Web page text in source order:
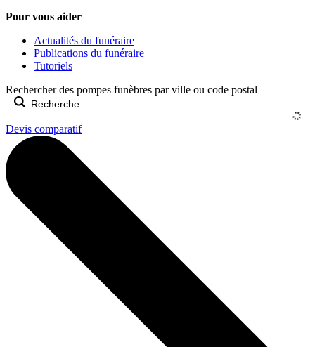
Pour vous aider
Actualités du funéraire
Publications du funéraire
Tutoriels
Rechercher des pompes funèbres par ville ou code postal
Devis comparatif